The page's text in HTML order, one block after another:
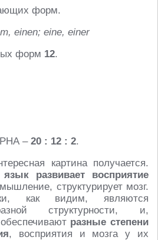
форм.
einen; eine, einer
форм 12.
– 20 : 12 : 2.
картина получается.
язык развивает восприятие
структурирует мозг.
как видим, являются
структурности, и,
разные степени
, восприятия и мозга у их